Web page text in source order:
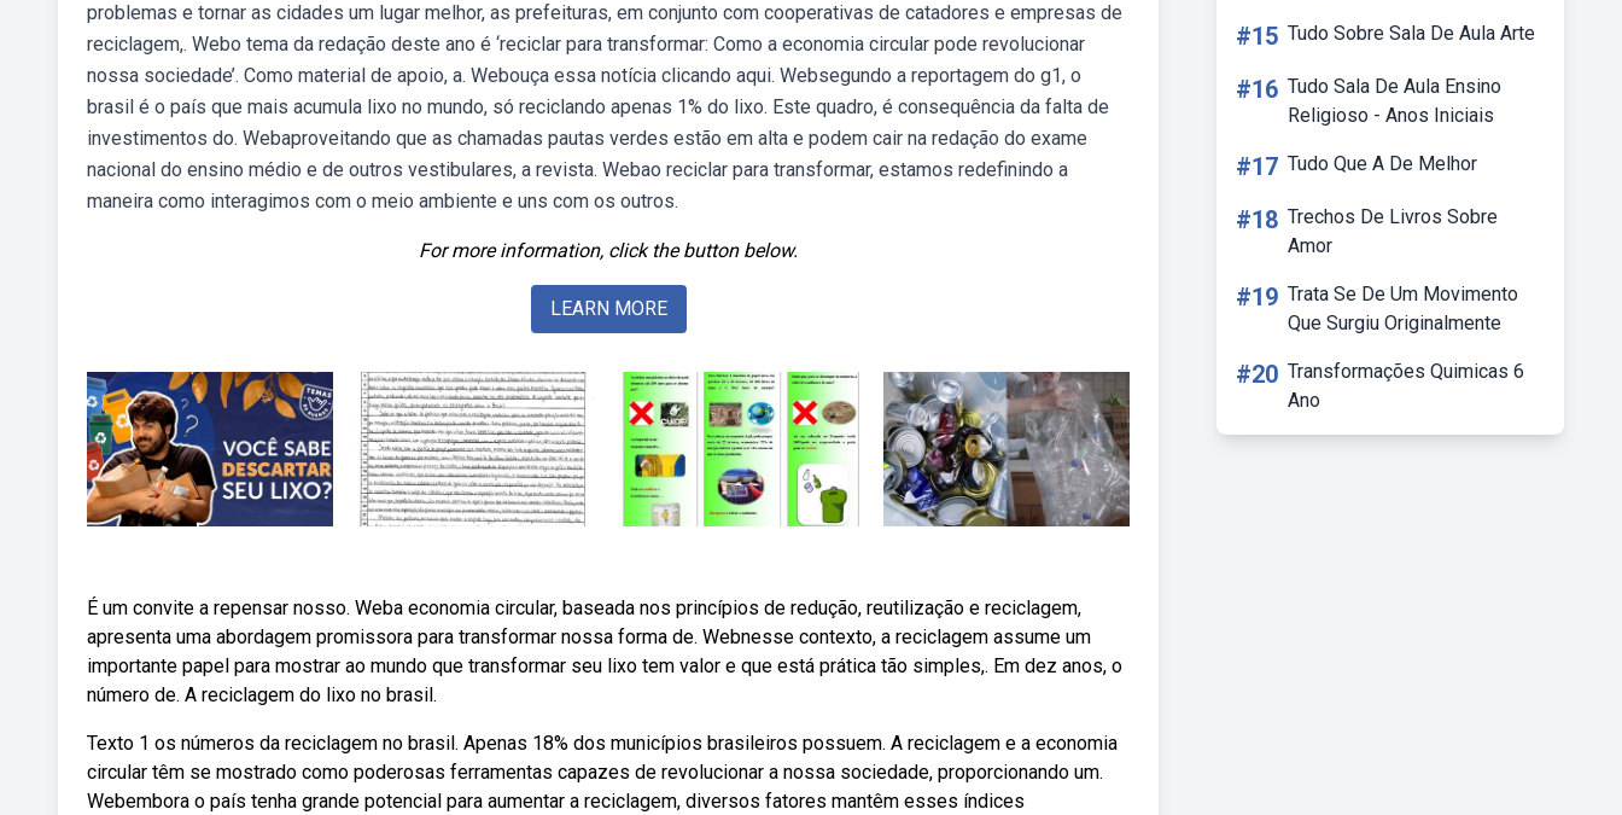
problemas e tornar as cidades um lugar melhor, as prefeituras, em conjunto com cooperativas de catadores e empresas de
reciclagem,. Webo tema da redação deste ano é ‘reciclar para transformar: Como a economia circular pode revolucionar
nossa sociedade’. Como material de apoio, a. Webouça essa notícia clicando aqui. Websegundo a reportagem do g1, o
brasil é o país que mais acumula lixo no mundo, só reciclando apenas 1% do lixo. Este quadro, é consequência da falta de
investimentos do. Webaproveitando que as chamadas pautas verdes estão em alta e podem cair na redação do exame
nacional do ensino médio e de outros vestibulares, a revista. Webao reciclar para transformar, estamos redefinindo a
maneira como interagimos com o meio ambiente e uns com os outros.
For more information, click the button below.
LEARN MORE
É um convite a repensar nosso. Weba economia circular, baseada nos princípios de redução, reutilização e reciclagem,
apresenta uma abordagem promissora para transformar nossa forma de. Webnesse contexto, a reciclagem assume um
importante papel para mostrar ao mundo que transformar seu lixo tem valor e que está prática tão simples,. Em dez anos, o
número de. A reciclagem do lixo no brasil.
Texto 1 os números da reciclagem no brasil. Apenas 18% dos municípios brasileiros possuem. A reciclagem e a economia
circular têm se mostrado como poderosas ferramentas capazes de revolucionar a nossa sociedade, proporcionando um.
Webembora o país tenha grande potencial para aumentar a reciclagem, diversos fatores mantêm esses índices
#15 Tudo Sobre Sala De Aula Arte
#16 Tudo Sala De Aula Ensino
Religioso - Anos Iniciais
#17 Tudo Que A De Melhor
#18 Trechos De Livros Sobre
Amor
#19 Trata Se De Um Movimento
Que Surgiu Originalmente
#20 Transformações Quimicas 6
Ano